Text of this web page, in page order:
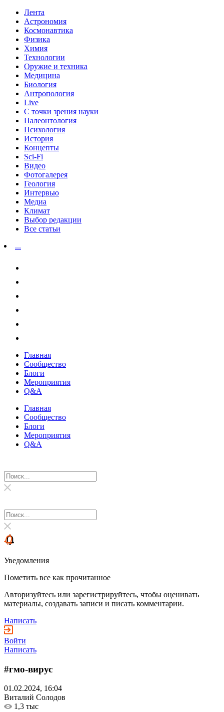
Лента
Астрономия
Космонавтика
Физика
Химия
Технологии
Оружие и техника
Медицина
Биология
Антропология
Live
С точки зрения науки
Палеонтология
Психология
История
Концепты
Sci-Fi
Видео
Фотогалерея
Геология
Интервью
Медиа
Климат
Выбор редакции
Все статьи
...
Главная
Сообщество
Блоги
Мероприятия
Q&A
Главная
Сообщество
Блоги
Мероприятия
Q&A
Уведомления
Пометить все как прочитанное
Авторизуйтесь или зарегистрируйтесь, чтобы оценивать
материалы, создавать записи и писать комментарии.
Написать
Войти
Написать
#гмо-вирус
01.02.2024, 16:04
Виталий Солодов
1,3 тыс